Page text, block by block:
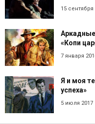
15 сентября
«Копи
7 января
Я и моя
успеха»
5 июля 2017